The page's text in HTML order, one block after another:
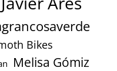
Bikes
Melisa Gómiz